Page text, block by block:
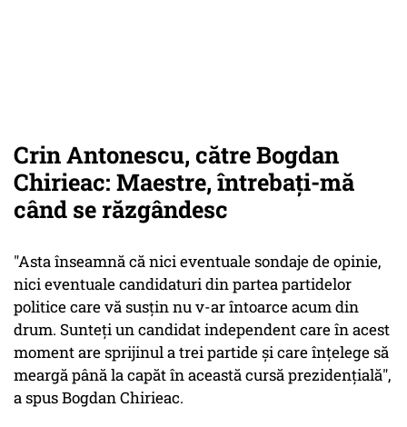
Crin Antonescu, către Bogdan
Chirieac: Maestre, întrebați-mă
când se răzgândesc
"Asta înseamnă că nici eventuale sondaje de opinie,
nici eventuale candidaturi din partea partidelor
politice care vă susțin nu v-ar întoarce acum din
drum. Sunteți un candidat independent care în acest
moment are sprijinul a trei partide și care înțelege să
meargă până la capăt în această cursă prezidențială",
a spus Bogdan Chirieac.